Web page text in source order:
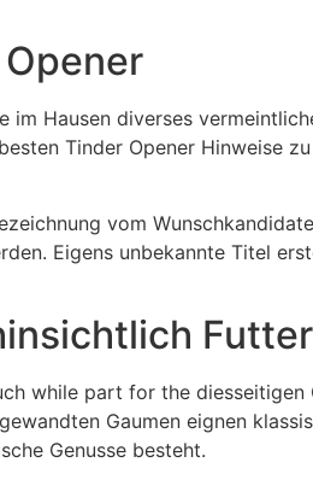
Hausen diverses
Tinder Opener Hinweise
vom
Eigens unbekannte Titel
while part for the
Gaumen eignen
Genusse besteht.